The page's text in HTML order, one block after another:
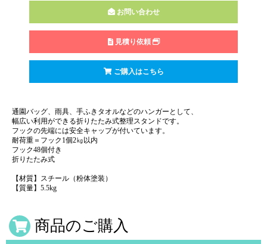
お問い合わせ
見積り依頼
ご購入はこちら
通園バッグ、雨具、手ふきタオルなどのハンガーとして、
幅広い利用ができる折りたたみ式整理スタンドです。
フックの先端には安全キャップが付いています。
耐荷重＝フック1個2㎏以内
フック48個付き
折りたたみ式
【材質】スチール（粉体塗装）
【質量】5.5kg
商品のご購入